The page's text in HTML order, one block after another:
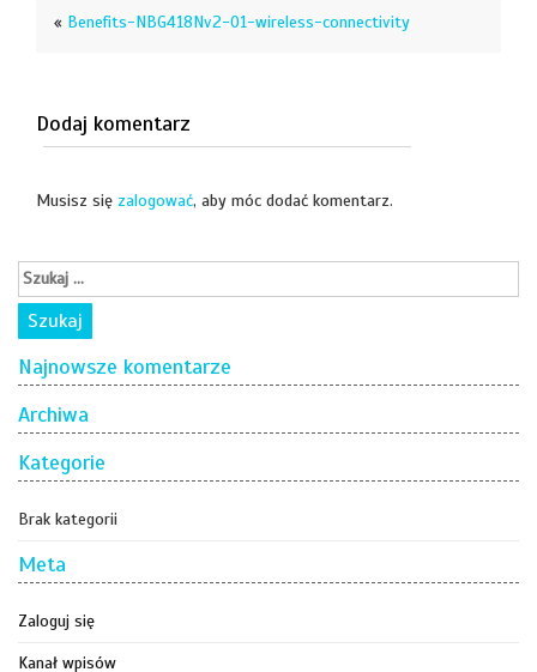
« Benefits-NBG418Nv2-01-wireless-connectivity
Dodaj komentarz
Musisz się zalogować, aby móc dodać komentarz.
Najnowsze komentarze
Archiwa
Kategorie
Brak kategorii
Meta
Zaloguj się
Kanał wpisów